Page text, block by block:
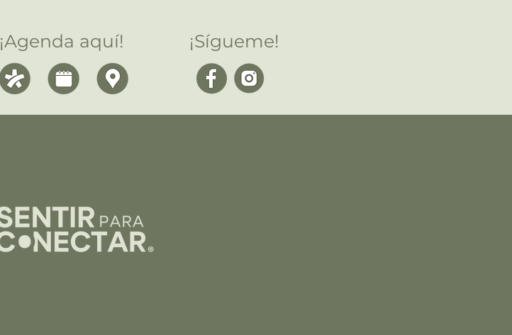
¡Agenda aquí! ¡Sígueme!